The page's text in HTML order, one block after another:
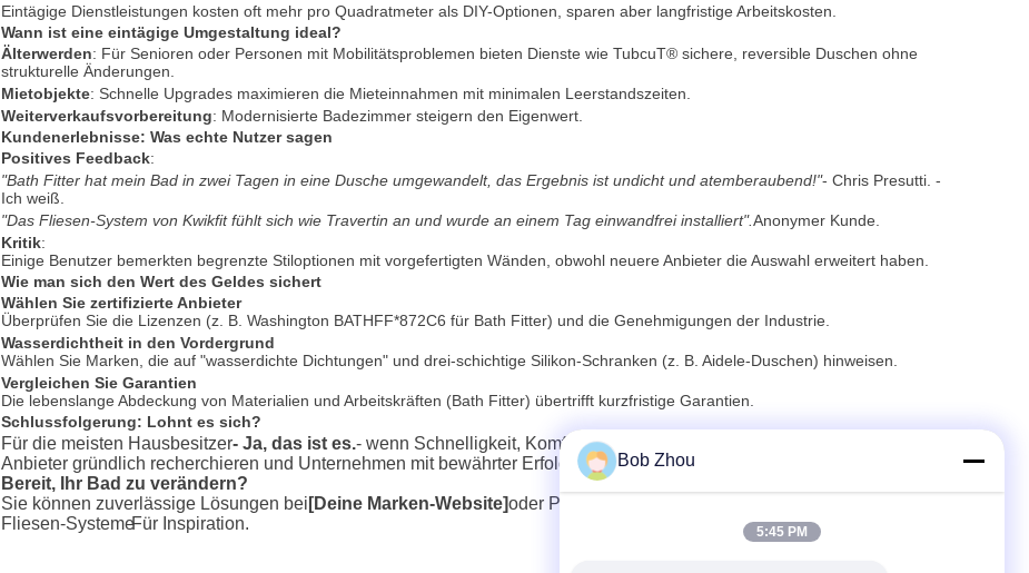
Eintägige Dienstleistungen kosten oft mehr pro Quadratmeter als DIY-Optionen, sparen aber langfristige Arbeitskosten.
Wann ist eine eintägige Umgestaltung ideal?
Älterwerden: Für Senioren oder Personen mit Mobilitätsproblemen bieten Dienste wie TubcuT® sichere, reversible Duschen ohne
strukturelle Änderungen.
Mietobjekte: Schnelle Upgrades maximieren die Mieteinnahmen mit minimalen Leerstandszeiten.
Weiterverkaufsvorbereitung: Modernisierte Badezimmer steigern den Eigenwert.
Kundenerlebnisse: Was echte Nutzer sagen
Positives Feedback:
"Bath Fitter hat mein Bad in zwei Tagen in eine Dusche umgewandelt, das Ergebnis ist undicht und atemberaubend!"- Chris Presutti. -
Ich weiß.
"Das Fliesen-System von Kwikfit fühlt sich wie Travertin an und wurde an einem Tag einwandfrei installiert".Anonymer Kunde.
Kritik:
Einige Benutzer bemerkten begrenzte Stiloptionen mit vorgefertigten Wänden, obwohl neuere Anbieter die Auswahl erweitert haben.
Wie man sich den Wert des Geldes sichert
Wählen Sie zertifizierte Anbieter
Überprüfen Sie die Lizenzen (z. B. Washington BATHFF*872C6 für Bath Fitter) und die Genehmigungen der Industrie.
Wasserdichtheit in den Vordergrund
Wählen Sie Marken, die auf "wasserdichte Dichtungen" und drei-schichtige Silikon-Schranken (z. B. Aidele-Duschen) hinweisen.
Vergleichen Sie Garantien
Die lebenslange Abdeckung von Materialien und Arbeitskräften (Bath Fitter) übertrifft kurzfristige Garantien.
Schlussfolgerung: Lohnt es sich?
Für die meisten Hausbesitzer- Ja, das ist es.- wenn Schnelligkeit, Komfort und Zuverlässigkeit Priorität haben.immer die
Anbieter gründlich recherchieren und Unternehmen mit bewährter Erfolgsbilanz wie Bath Fitter oder Kwikfit bevorzugen.
Bereit, Ihr Bad zu verändern?
Sie können zuverlässige Lösungen bei [Deine Marken-Website]oder Partnerplattformen wie
Fliesen-SystemeFür Inspiration.
Bob Zhou
5:45 PM